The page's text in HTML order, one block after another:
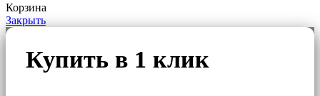
Корзина
Закрыть
Купить в 1 клик